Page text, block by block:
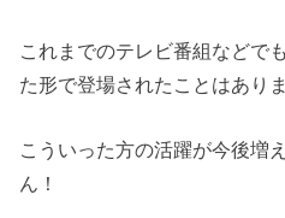
これまでのテレビ番組などで
た形で登場されたことはありま
こういった方の活躍が今後増
ん！